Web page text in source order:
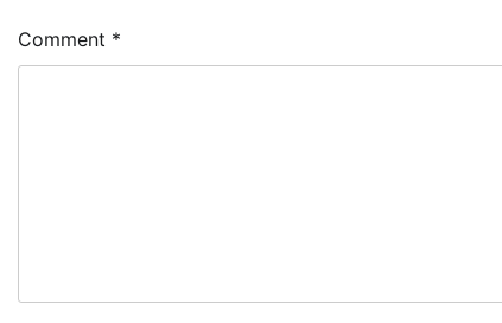
Comment *